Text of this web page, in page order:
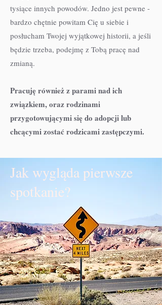
tysiące innych powodów. Jedno jest pewne -
bardzo chętnie powitam Cię u siebie i
posłucham Twojej wyjątkowej historii, a jeśli
będzie trzeba, podejmę z Tobą pracę nad
zmianą.
Pracuję również z parami nad ich
związkiem, oraz rodzinami
przygotowującymi się do adopcji lub
chcącymi zostać rodzicami zastępczymi.
Jak wygląda pierwsze
spotkanie?